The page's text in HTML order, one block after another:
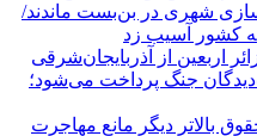
شهری در بن‌بست ماندند/
جنگ پرداخت می‌شود؛
بالاتر دیگر مانع مهاجرت